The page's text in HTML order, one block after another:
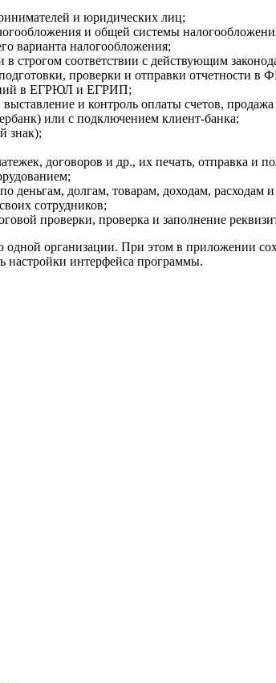
и юридических лиц;
и общей системы
варианта налогообложения;
в строгом соответствии с действующим
проверки и отправки отчетности
в ЕГРЮЛ и ЕГРИП;
и контроль оплаты счетов,
или с подключением клиент-банка;
знак);
договоров и др., их печать, отправка и
деньгам, долгам, товарам, доходам, расходам
сотрудников;
проверки, проверка и заполнение
организации. При этом в приложении
настройки интерфейса программы.